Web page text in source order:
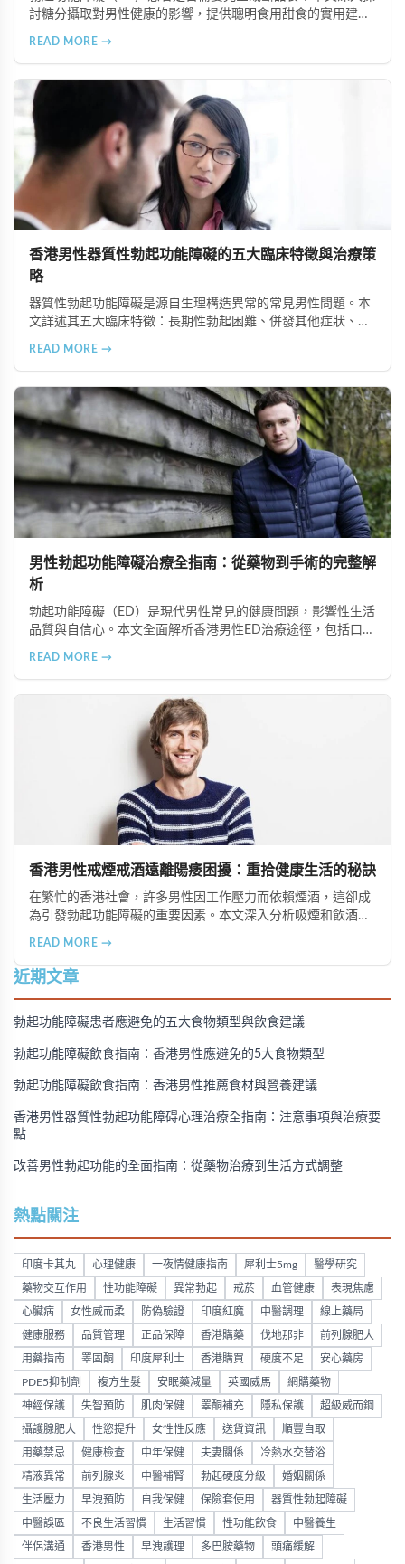
討糖分攝取對男性健康的影響，提供聰明食用甜食的實用建
READ MORE →
香港男性器質性勃起功能障礙的五大臨床特徵與治療策
略
器質性勃起功能障礙是源自生理構造異常的常見男性問題。本
文詳述其五大臨床特徵：長期性勃起困難、併發其他症狀、可
READ MORE →
男性勃起功能障礙治療全指南：從藥物到手術的完整解
析
勃起功能障礙（ED）是現代男性常見的健康問題，影響性生活
品質與自信心。本文全面解析香港男性ED治療途徑，包括口服
人狀況選擇最適合的治療方式。
READ MORE →
香港男性戒煙戒酒遠離陽痿困擾：重拾健康生活的秘訣
在繁忙的香港社會，許多男性因工作壓力而依賴煙酒，這卻成
為引發勃起功能障礙的重要因素。本文深入分析吸煙和飲酒對
READ MORE →
近期文章
勃起功能障礙患者應避免的五大食物類型與飲食建議
勃起功能障礙飲食指南：香港男性應避免的5大食物類型
勃起功能障礙飲食指南：香港男性推薦食材與營養建議
香港男性器質性勃起功能障碍心理治療全指南：注意事項與治療要
點
改善男性勃起功能的全面指南：從藥物治療到生活方式調整
熱點關注
印度卡其丸 心理健康 一夜情健康指南 犀利士5mg 醫學研究
藥物交互作用 性功能障礙 異常勃起 戒菸 血管健康 表現焦慮
心臟病 女性威而柔 防偽驗證 印度紅魔 中醫調理 線上藥局
健康服務 品質管理 正品保障 香港購藥 伐地那非 前列腺肥大
用藥指南 睪固酮 印度犀利士 香港購買 硬度不足 安心藥房
PDE5抑制劑 複方生髮 安眠藥減量 英國威馬 網購藥物
神經保護 失智預防 肌肉保健 睪酮補充 隱私保護 超級威而鋼
攝護腺肥大 性慾提升 女性性反應 送貨資訊 順豐自取
用藥禁忌 健康檢查 中年保健 夫妻關係 冷熱水交替浴
精液異常 前列腺炎 中醫補腎 勃起硬度分級 婚姻關係
生活壓力 早洩預防 自我保健 保險套使用 器質性勃起障礙
中醫誤區 不良生活習慣 生活習慣 性功能飲食 中醫養生
伴侶溝通 香港男性 早洩護理 多巴胺藥物 頭痛緩解